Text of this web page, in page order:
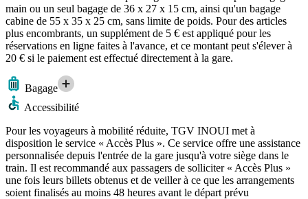
main ou un seul bagage de 36 x 27 x 15 cm, ainsi qu'un bagage
cabine de 55 x 35 x 25 cm, sans limite de poids. Pour des articles
plus encombrants, un supplément de 5 € est appliqué pour les
réservations en ligne faites à l'avance, et ce montant peut s'élever à
20 € si le paiement est effectué directement à la gare.
Bagage
Accessibilité
Pour les voyageurs à mobilité réduite, TGV INOUI met à
disposition le service « Accès Plus ». Ce service offre une assistance
personnalisée depuis l'entrée de la gare jusqu'à votre siège dans le
train. Il est recommandé aux passagers de solliciter « Accès Plus »
une fois leurs billets obtenus et de veiller à ce que les arrangements
soient finalisés au moins 48 heures avant le départ prévu